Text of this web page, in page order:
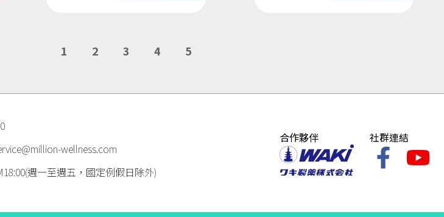
1 2 3 4 5
wellness.com
週一至週五，國定例假日除外)
合作夥伴 社群連結